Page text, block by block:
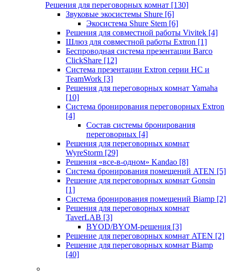
Решения для переговорных комнат [130]
Звуковые экосистемы Shure [6]
Экосистема Shure Stem [6]
Решения для совместной работы Vivitek [4]
Шлюз для совместной работы Extron [1]
Беспроводная система презентации Barco
ClickShare [12]
Система презентации Extron серии HC и
TeamWork [3]
Решения для переговорных комнат Yamaha
[10]
Система бронирования переговорных Extron
[4]
Состав системы бронирования
переговорных [4]
Решения для переговорных комнат
WyreStorm [29]
Решения «все-в-одном» Kandao [8]
Система бронирования помещений ATEN [5]
Решение для переговорных комнат Gonsin
[1]
Система бронирования помещений Biamp [2]
Решения для переговорных комнат
TaverLAB [3]
BYOD/BYOM-решения [3]
Решение для переговорных комнат ATEN [2]
Решение для переговорных комнат Biamp
[40]